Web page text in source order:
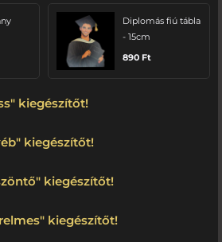
Diplomás fiú tábla
- 15cm
890 Ft
kiegészítőt!
kiegészítőt!
kiegészítőt!
kiegészítőt!